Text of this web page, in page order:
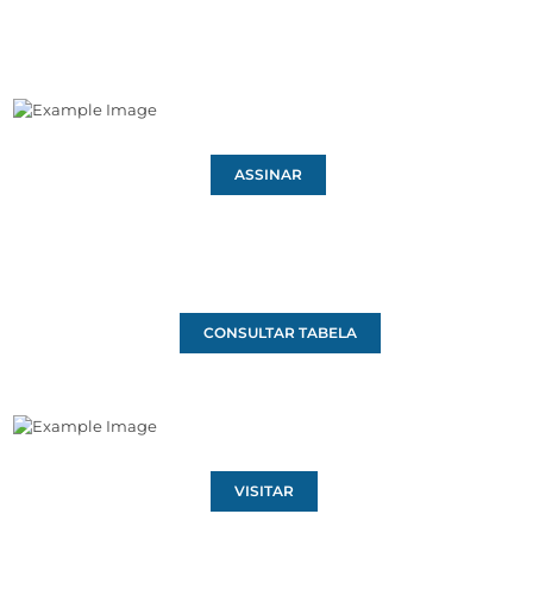
ASSINAR
CONSULTAR TABELA
VISITAR